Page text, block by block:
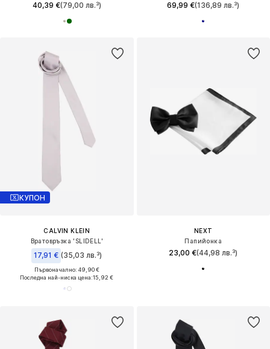
40,39 €(79,00 лв.³) 69,99 €(136,89 лв.³)
КУПОН
CALVIN KLEIN
Вратовръзка 'SLIDELL'
17,91 € (35,03 лв.³)
Първоначално: 49,90 €
Последна най-ниска цена:15,92 €
NEXT
Папийонка
23,00 €(44,98 лв.³)